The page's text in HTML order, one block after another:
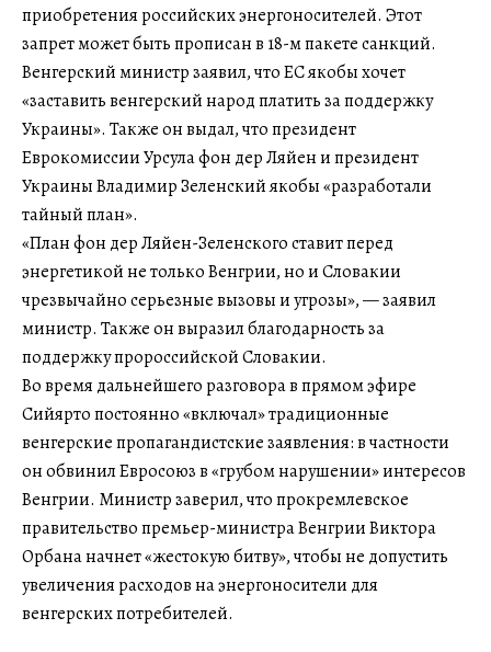
приобретения российских энергоносителей. Этот
запрет может быть прописан в 18-м пакете санкций.
Венгерский министр заявил, что ЕС якобы хочет
«заставить венгерский народ платить за поддержку
Украины». Также он выдал, что президент
Еврокомиссии Урсула фон дер Ляйен и президент
Украины Владимир Зеленский якобы «разработали
тайный план».
«План фон дер Ляйен-Зеленского ставит перед
энергетикой не только Венгрии, но и Словакии
чрезвычайно серьезные вызовы и угрозы», — заявил
министр. Также он выразил благодарность за
поддержку пророссийской Словакии.
Во время дальнейшего разговора в прямом эфире
Сийярто постоянно «включал» традиционные
венгерские пропагандистские заявления: в частности
он обвинил Евросоюз в «грубом нарушении» интересов
Венгрии. Министр заверил, что прокремлевское
правительство премьер-министра Венгрии Виктора
Орбана начнет «жестокую битву», чтобы не допустить
увеличения расходов на энергоносители для
венгерских потребителей.